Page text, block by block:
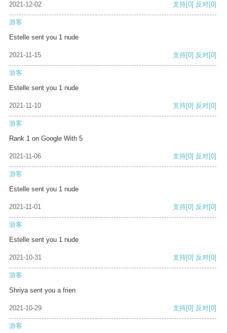
2021-12-02 支持[0] 反对[0]
游客
Estelle sent you 1 nude
2021-11-15 支持[0] 反对[0]
游客
Estelle sent you 1 nude
2021-11-10 支持[0] 反对[0]
游客
Rank 1 on Google With 5
2021-11-06 支持[0] 反对[0]
游客
Estelle sent you 1 nude
2021-11-01 支持[0] 反对[0]
游客
Estelle sent you 1 nude
2021-10-31 支持[0] 反对[0]
游客
Shriya sent you a frien
2021-10-29 支持[0] 反对[0]
游客